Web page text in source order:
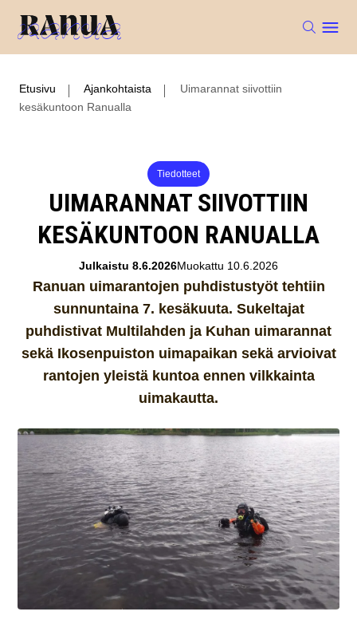
Etusivu Ajankohtaista
Uimarannat siivottiin
kesäkuntoon Ranualla
Tiedotteet
UIMARANNAT SIIVOTTIIN
KESÄKUNTOON RANUALLA
Julkaistu 8.6.2026Muokattu 10.6.2026
Ranuan uimarantojen puhdistustyöt tehtiin
sunnuntaina 7. kesäkuuta. Sukeltajat
puhdistivat Multilahden ja Kuhan uimarannat
sekä Ikosenpuiston uimapaikan sekä arvioivat
rantojen yleistä kuntoa ennen vilkkainta
uimakautta.